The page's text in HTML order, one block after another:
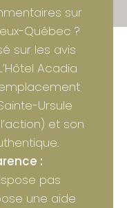
sur
Québec ?
sur les avis
Acadia
Ursule
et son
:
pas
une aide